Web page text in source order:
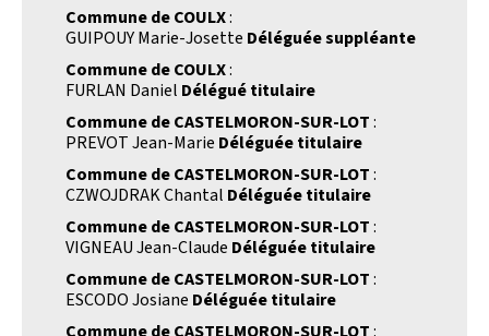
Commune de COULX:
GUIPOUY Marie-Josette Déléguée suppléante
Commune de COULX:
FURLAN Daniel Délégué titulaire
Commune de CASTELMORON-SUR-LOT:
PREVOT Jean-Marie Déléguée titulaire
Commune de CASTELMORON-SUR-LOT:
CZWOJDRAK Chantal Déléguée titulaire
Commune de CASTELMORON-SUR-LOT:
VIGNEAU Jean-Claude Déléguée titulaire
Commune de CASTELMORON-SUR-LOT:
ESCODO Josiane Déléguée titulaire